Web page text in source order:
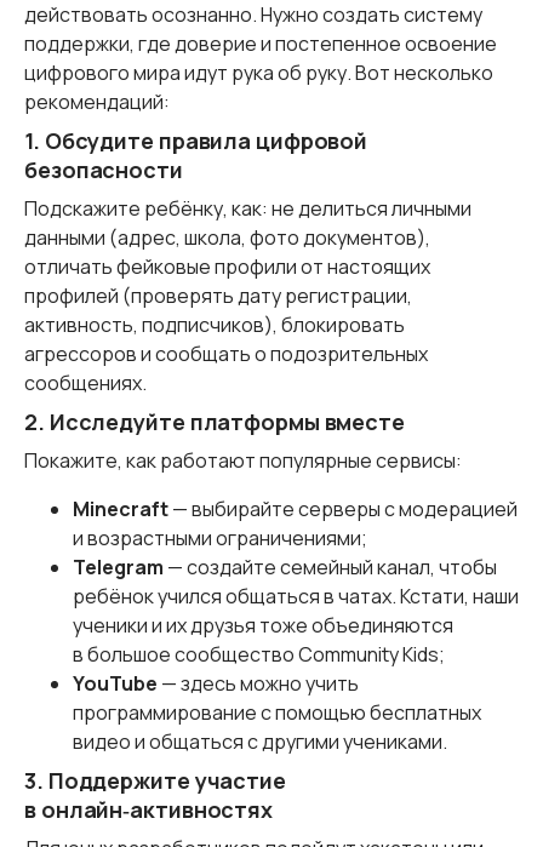
действовать осознанно. Нужно создать систему
поддержки, где доверие и постепенное освоение
цифрового мира идут рука об руку. Вот несколько
рекомендаций:
1. Обсудите правила цифровой
безопасности
Подскажите ребёнку, как: не делиться личными
данными (адрес, школа, фото документов),
отличать фейковые профили от настоящих
профилей (проверять дату регистрации,
активность, подписчиков), блокировать
агрессоров и сообщать о подозрительных
сообщениях.
2. Исследуйте платформы вместе
Покажите, как работают популярные сервисы:
Minecraft— выбирайте серверы с модерацией
и возрастными ограничениями;
Telegram — создайте семейный канал, чтобы
ребёнок учился общаться в чатах. Кстати, наши
ученики и их друзья тоже объединяются
в большое сообщество Community Kids;
YouTube — здесь можно учить
программирование с помощью бесплатных
видео и общаться с другими учениками.
3. Поддержите участие
в онлайн‑активностях